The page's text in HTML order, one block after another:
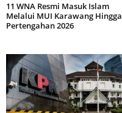
11 WNA Resmi Masuk Islam
Melalui MUI Karawang Hingga
Pertengahan 2026